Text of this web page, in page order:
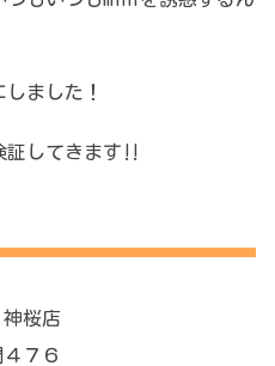
ました！
証してきます‼
桜店
７６